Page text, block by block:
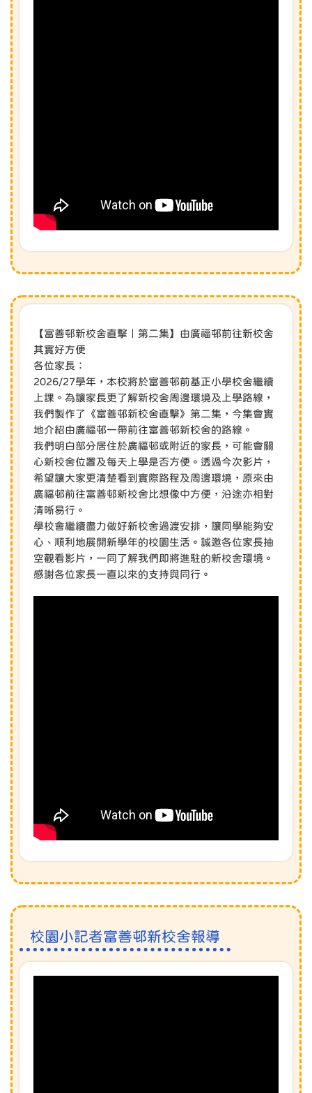
【富善邨新校舍直擊｜第二集】由廣福邨前往新校舍
其實好方便
各位家長：
2026/27學年，本校將於富善邨前基正小學校舍繼續
上課。為讓家長更了解新校舍周邊環境及上學路線，
我們製作了《富善邨新校舍直擊》第二集，今集會實
地介紹由廣福邨一帶前往富善邨新校舍的路線。
我們明白部分居住於廣福邨或附近的家長，可能會關
心新校舍位置及每天上學是否方便。透過今次影片，
希望讓大家更清楚看到實際路程及周邊環境，原來由
廣福邨前往富善邨新校舍比想像中方便，沿途亦相對
清晰易行。
學校會繼續盡力做好新校舍過渡安排，讓同學能夠安
心、順利地展開新學年的校園生活。誠邀各位家長抽
空觀看影片，一同了解我們即將進駐的新校舍環境。
感謝各位家長一直以來的支持與同行。
校園小記者富善邨新校舍報導